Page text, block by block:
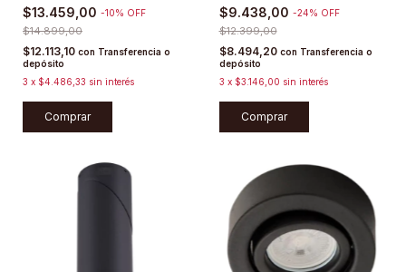
$13.459,00 -10% OFF
$14.899,00
$12.113,10 con Transferencia o
depósito
3 x $4.486,33 sin interés
Comprar
$9.438,00 -24% OFF
$12.399,00
$8.494,20 con Transferencia o
depósito
3 x $3.146,00 sin interés
Comprar